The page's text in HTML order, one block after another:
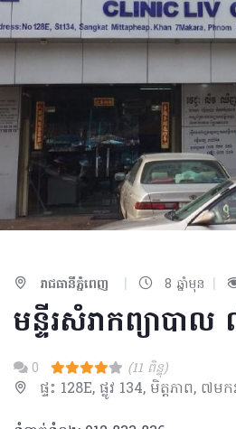
រាជធានីភ្នំពេញ | 8 ឆ្នាំមុន |
មន្ទីរសំរាកព្យាប
0 (11 ពិន្ទុ)
ផ្ទះ 128E, ផ្លូវ 134, មិត្ដភាព, ៧មក